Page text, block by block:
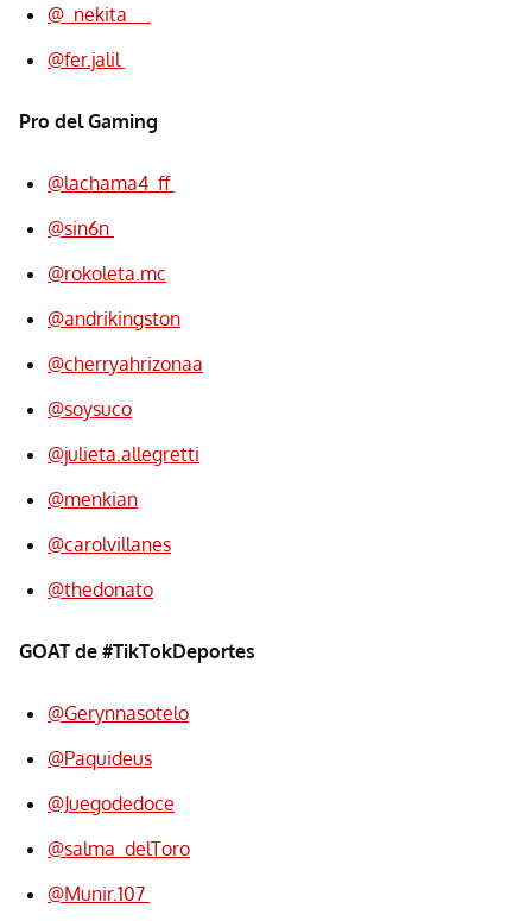
@_nekita__
@fer.jalil
Pro del Gaming
@lachama4_ff
@sin6n
@rokoleta.mc
@andrikingston
@cherryahrizonaa
@soysuco
@julieta.allegretti
@menkian
@carolvillanes
@thedonato
GOAT de #TikTokDeportes
@Gerynnasotelo
@Paquideus
@Juegodedoce
@salma_delToro
@Munir.107